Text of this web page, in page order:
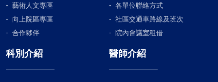
藝術人文專區
各單位聯絡方式
向上院區專區
社區交通車路線及班次
合作夥伴
院內會議室租借
科別介紹 醫師介紹